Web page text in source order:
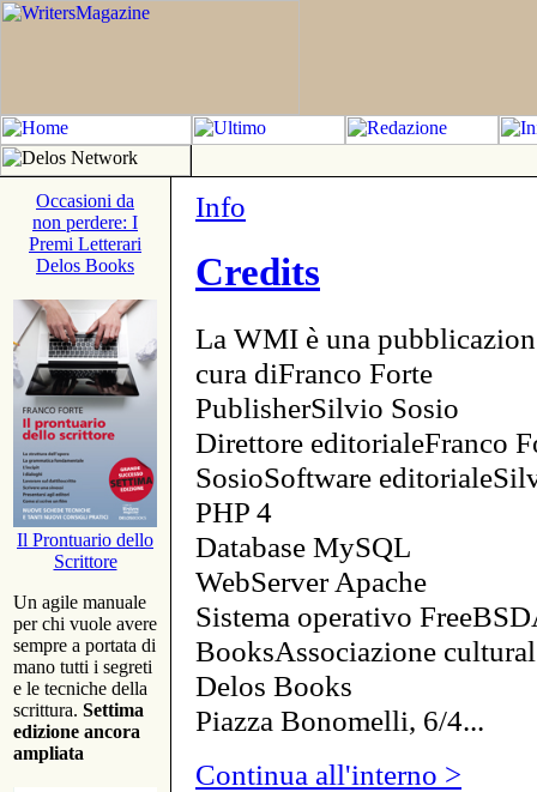
Occasioni da
non perdere: I
Premi Letterari
Delos Books
Il Prontuario dello
Scrittore
Un agile manuale
per chi vuole avere
sempre a portata di
mano tutti i segreti
e le tecniche della
scrittura. Settima
edizione ancora
ampliata
Info
Credits
La WMI è una
cura diFranco Forte
PublisherSilvio Sosio
Direttore editorialeFranco
SosioSoftware
PHP 4
Database MySQL
WebServer Apache
Sistema operativo
BooksAssociazione
Delos Books
Piazza Bonomelli, 6/4...
Continua all'interno >